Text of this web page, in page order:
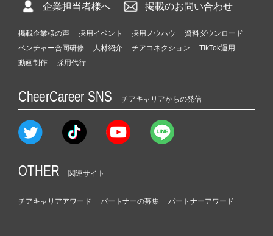
企業担当者様へ 掲載のお問い合わせ
掲載企業様の声 採用イベント 採用ノウハウ
資料ダウンロード
ベンチャー合同研修
人材紹介 チアコネクション
TikTok運用
動画制作
採用代行
CheerCareer SNS チアキャリアからの発信
OTHER 関連サイト
チアキャリアアワード パートナーの募集 パートナーアワード